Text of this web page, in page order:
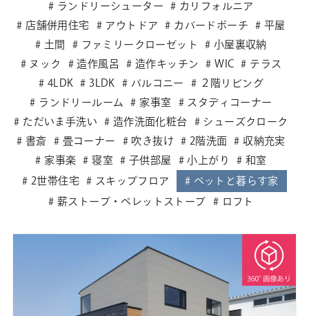
ランドリーシューター
カリフォルニア
店舗併用住宅
アウトドア カバードポーチ
平屋
土間
ファミリークローゼット
小屋裏収納
ヌック
造作風呂 造作キッチン WIC
テラス
4LDK
3LDK バルコニー
２階リビング
ランドリールーム
家事室
スタディコーナー
ただいま手洗い
造作洗面化粧台
シューズクローク
書斎
畳コーナー 吹き抜け 2階洗面
収納充実
家事楽
寝室 子供部屋 小上がり
和室
2世帯住宅
スキップフロア
ペットと暮らす家
薪ストーブ・ペレットストーブ
ロフト